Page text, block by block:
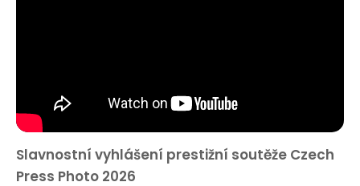
Slavnostní vyhlášení prestižní soutěže Czech
Press Photo 2026